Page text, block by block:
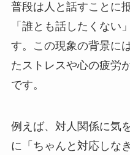
普段は人と話すことに
「誰とも話したくない
す。この現象の背景に
たストレスや心の疲労
です。
例えば、対人関係に気
に「ちゃんと対応しな